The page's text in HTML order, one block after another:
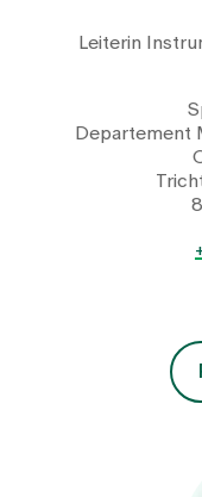
Leiterin
Departement